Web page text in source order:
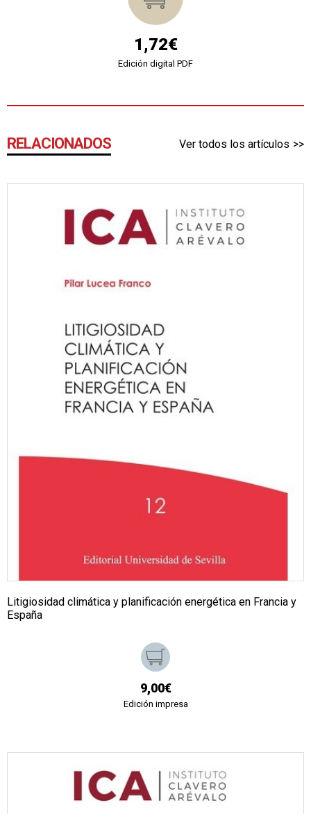
1,72€
Edición digital PDF
RELACIONADOS Ver todos los artículos
Litigiosidad climática y planificación energética en Francia y
España
9,00€
Edición impresa